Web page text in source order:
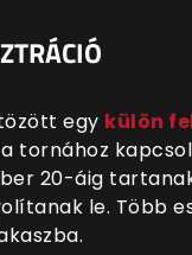
egy külön
tornához
20-áig
le. Több